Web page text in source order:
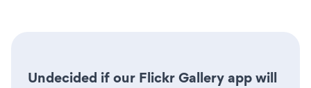
Undecided if our Flickr Gallery app will